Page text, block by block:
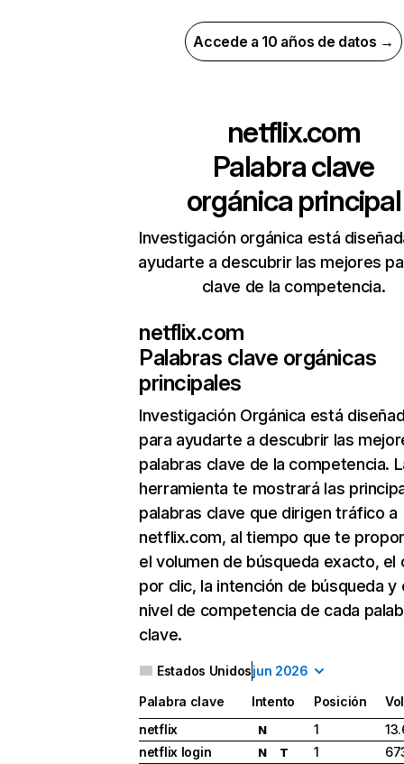
Accede a 10 años de datos →
netflix.com
Palabra clave
orgánica principal
Investigación orgánica está
ayudarte a descubrir las mejores
clave de la competencia.
netflix.com
Palabras clave orgánicas
principales
Investigación Orgánica está
para ayudarte a descubrir las
palabras clave de la competencia.
herramienta te mostrará las
palabras clave que dirigen tráfico a
netflix.com, al tiempo que te
el volumen de búsqueda exacto, el
por clic, la intención de búsqueda y
nivel de competencia de cada
clave.
Estados Unidosjun 2026
Palabra clave Intento Posición
netflix
N 1
netflix login
N T 1